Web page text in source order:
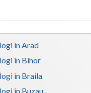
in Arad
in Bihor
in Braila
in Buzau